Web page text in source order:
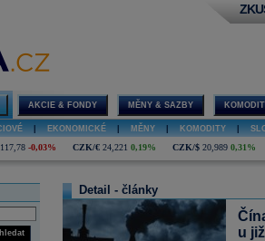
AKCIE & FONDY MĚNY & SAZBY
EKONOMICKÉ MĚNY KOMODITY
-0,03% CZK/€ 24,221 0,19% CZK/$ 20,989 0,31%
hledat
Detail - články
u